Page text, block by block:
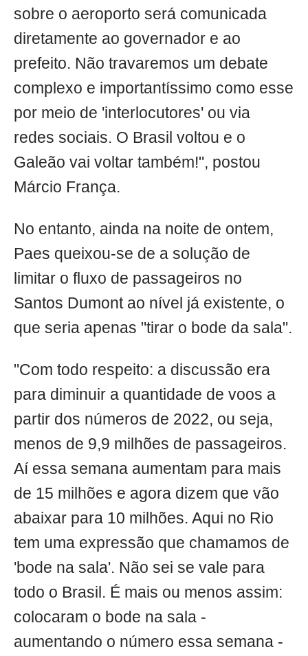
sobre o aeroporto será comunicada
diretamente ao governador e ao
prefeito. Não travaremos um debate
complexo e importantíssimo como esse
por meio de 'interlocutores' ou via
redes sociais. O Brasil voltou e o
Galeão vai voltar também!", postou
Márcio França.
No entanto, ainda na noite de ontem,
Paes queixou-se de a solução de
limitar o fluxo de passageiros no
Santos Dumont ao nível já existente, o
que seria apenas "tirar o bode da sala".
"Com todo respeito: a discussão era
para diminuir a quantidade de voos a
partir dos números de 2022, ou seja,
menos de 9,9 milhões de passageiros.
Aí essa semana aumentam para mais
de 15 milhões e agora dizem que vão
abaixar para 10 milhões. Aqui no Rio
tem uma expressão que chamamos de
'bode na sala'. Não sei se vale para
todo o Brasil. É mais ou menos assim:
colocaram o bode na sala -
aumentando o número essa semana -